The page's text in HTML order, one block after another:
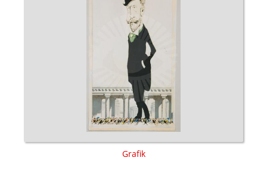
Grafik